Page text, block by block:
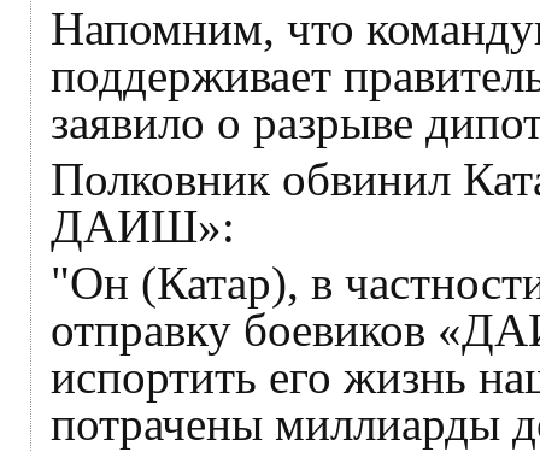
Напомним, что
поддерживает
заявило о разрыве
Полковник обвинил
ДАИШ»:
"Он (Катар), в
отправку боевиков
испортить его жизнь
потрачены миллиарды